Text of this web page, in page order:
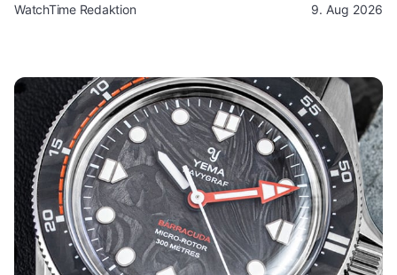
WatchTime Redaktion 9. Aug 2026